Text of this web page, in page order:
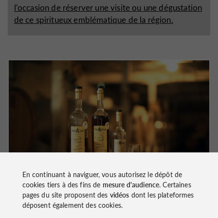
l'occasion de réserver une visite ou une dégustation
de ce spiritueux emblématique de la région.
Armagnac du Gers
En continuant à naviguer, vous autorisez le dépôt de
cookies tiers à des fins de mesure d'audience. Certaines
pages du site proposent des vidéos dont les plateformes
déposent également des cookies.